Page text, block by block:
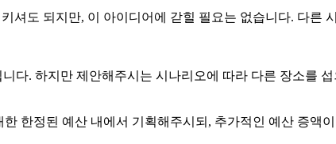
셔도 되지만, 이 아이디어에 갇힐 필요는 없습니다. 다른
다. 하지만 제안해주시는 시나리오에 따라 다른 장소를
한정된 예산 내에서 기획해주시되, 추가적인 예산 증액